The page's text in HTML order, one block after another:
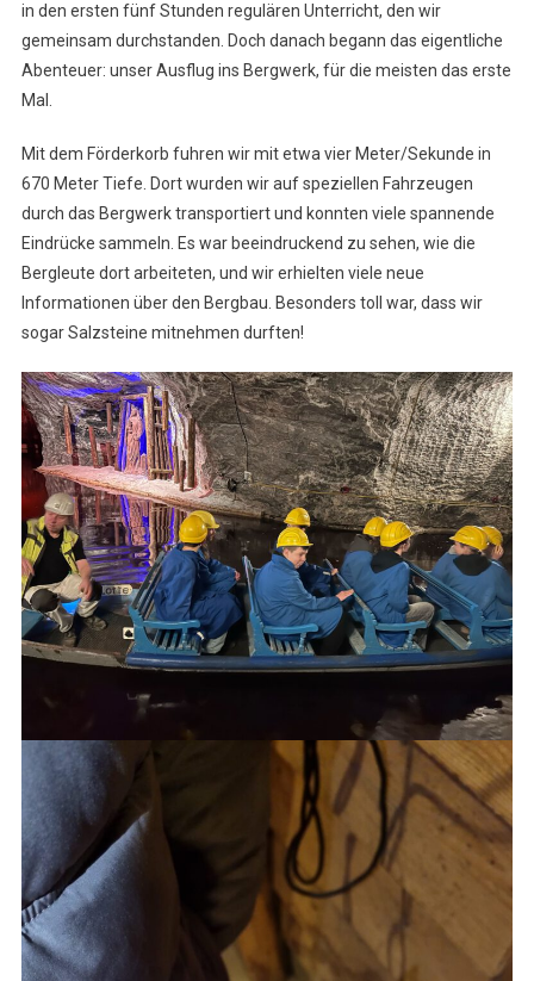
Schau
Vorbei!
in den ersten fünf Stunden regulären Unterricht, den wir
gemeinsam durchstanden. Doch danach begann das eigentliche
Abenteuer: unser Ausflug ins Bergwerk, für die meisten das erste
Mal.
Mit dem Förderkorb fuhren wir mit etwa vier Meter/Sekunde in
670 Meter Tiefe. Dort wurden wir auf speziellen Fahrzeugen
durch das Bergwerk transportiert und konnten viele spannende
Eindrücke sammeln. Es war beeindruckend zu sehen, wie die
Bergleute dort arbeiteten, und wir erhielten viele neue
Informationen über den Bergbau. Besonders toll war, dass wir
sogar Salzsteine mitnehmen durften!